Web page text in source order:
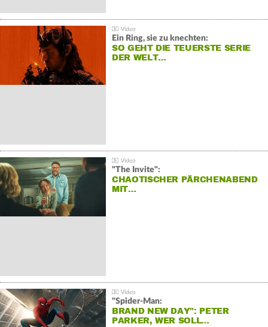
Ein Ring, sie zu knechten:
SO GEHT DIE TEUERSTE SERIE
DER WELT…
"The Invite":
CHAOTISCHER PÄRCHENABEND
MIT…
"Spider-Man:
BRAND NEW DAY": PETER
PARKER, WER SOLL…